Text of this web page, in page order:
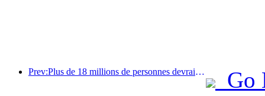
Prev:Plus de 18 millions de personnes devraient entrer et sortir du pays pendant les neuf jours de vacances du Nouvel An chinois.
Go